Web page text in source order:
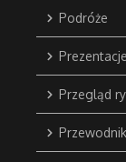
Podróże
Przegląd